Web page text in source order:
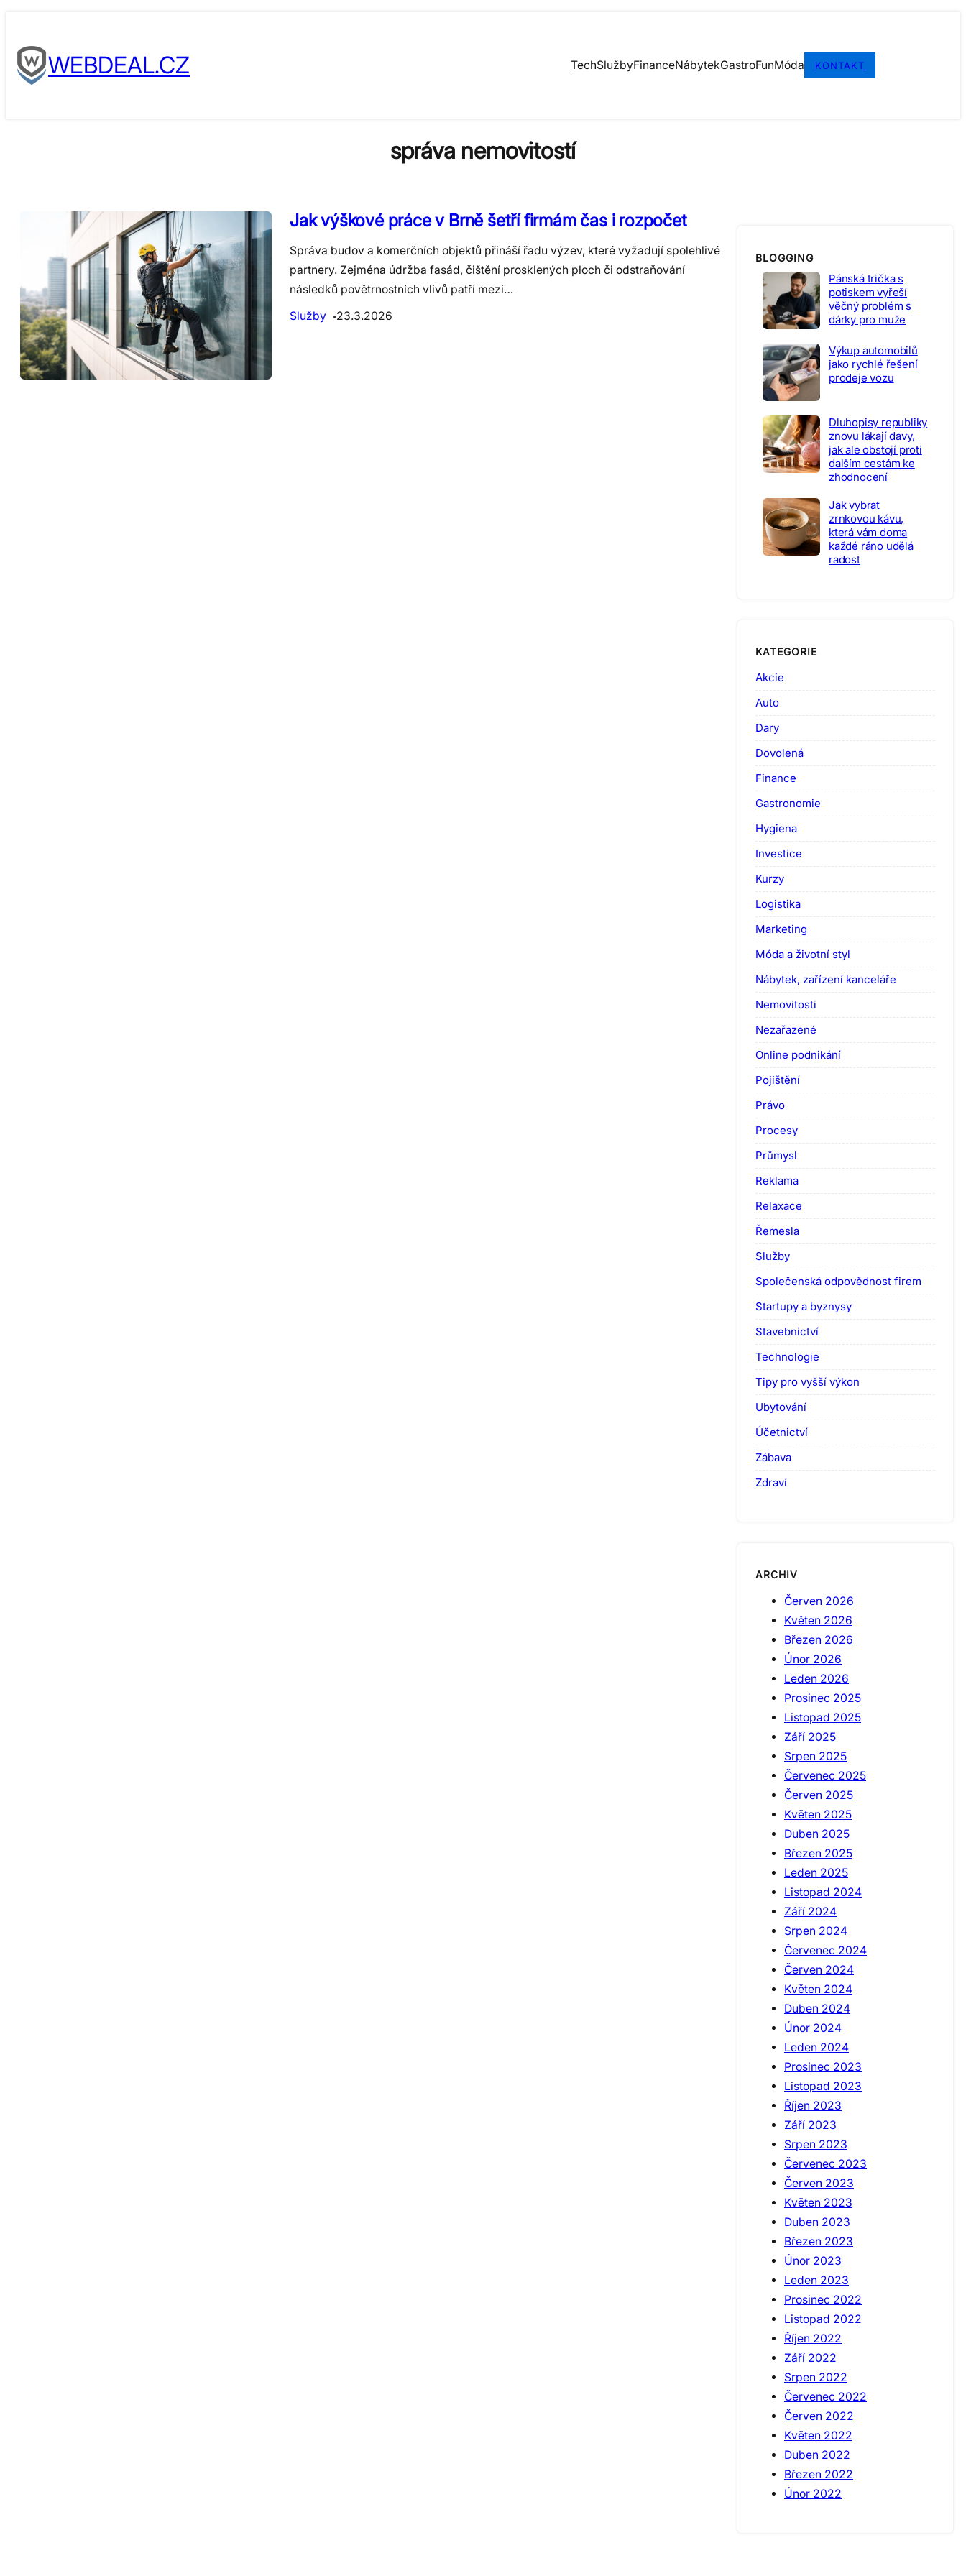
contentWEBDEAL.CZ TechSlužbyFinanceNábytekGastroFunMóda KONTAKT
správa nemovitostí
Jak výškové práce v Brně šetří firmám čas i rozpočet
Správa budov a komerčních objektů přináší řadu výzev, které vyžadují spolehlivé
partnery. Zejména údržba fasád, čištění prosklených ploch či odstraňování
následků povětrnostních vlivů patří mezi…
Služby
23.3.2026
BLOGGING
Pánská trička s
potiskem vyřeší
věčný problém s
dárky pro muže
Výkup automobilů
jako rychlé řešení
prodeje vozu
Dluhopisy republiky
znovu lákají davy,
jak ale obstojí proti
dalším cestám ke
zhodnocení
Jak vybrat
zrnkovou kávu,
která vám doma
každé ráno udělá
radost
KATEGORIE
Akcie
Auto
Dary
Dovolená
Finance
Gastronomie
Hygiena
Investice
Kurzy
Logistika
Marketing
Móda a životní styl
Nábytek, zařízení kanceláře
Nemovitosti
Nezařazené
Online podnikání
Pojištění
Právo
Procesy
Průmysl
Reklama
Relaxace
Řemesla
Služby
Společenská odpovědnost firem
Startupy a byznysy
Stavebnictví
Technologie
Tipy pro vyšší výkon
Ubytování
Účetnictví
Zábava
Zdraví
ARCHIV
Červen 2026
Květen 2026
Březen 2026
Únor 2026
Leden 2026
Prosinec 2025
Listopad 2025
Září 2025
Srpen 2025
Červenec 2025
Červen 2025
Květen 2025
Duben 2025
Březen 2025
Leden 2025
Listopad 2024
Září 2024
Srpen 2024
Červenec 2024
Červen 2024
Květen 2024
Duben 2024
Únor 2024
Leden 2024
Prosinec 2023
Listopad 2023
Říjen 2023
Září 2023
Srpen 2023
Červenec 2023
Červen 2023
Květen 2023
Duben 2023
Březen 2023
Únor 2023
Leden 2023
Prosinec 2022
Listopad 2022
Říjen 2022
Září 2022
Srpen 2022
Červenec 2022
Červen 2022
Květen 2022
Duben 2022
Březen 2022
Únor 2022